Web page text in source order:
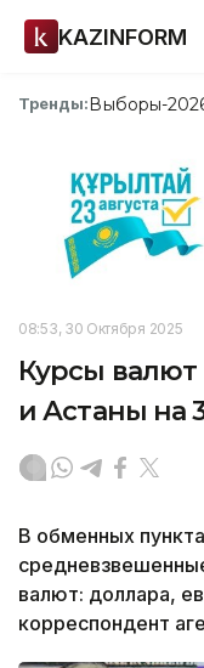
KAZINFORM
Тренды:Выборы-
08:53, 30 Октября 2025
Курсы
и Астаны на
В обменных
валют: доллара,
корреспондент